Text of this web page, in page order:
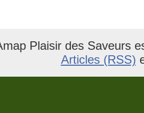
Plaisir des Saveurs
Articles (RSS)